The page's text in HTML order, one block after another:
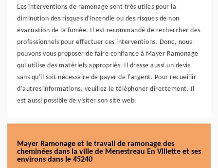
Les interventions de ramonage sont très utiles pour la
diminution des risques d'incendie ou des risques de non
évacuation de la fumée. Il est recommandé de rechercher des
professionnels pour effectuer ces interventions. Donc, nous
pouvons vous proposer de faire confiance à Mayer Ramonage
qui utilise des matériels appropriés. Il dresse aussi un devis
sans qu'il soit nécessaire de payer de l'argent. Pour recueillir
d'autres informations, veuillez le téléphoner directement. Il
est aussi possible de visiter son site web.
Mayer Ramonage et le travail de ramonage des
cheminées dans la ville de Menestreau En Villette et ses
environs dans le 45240